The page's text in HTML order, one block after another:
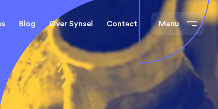
Engineers
Technische
Mechanical Engineers
Monteurs Technische
Blog Over Synsel Contact Menu